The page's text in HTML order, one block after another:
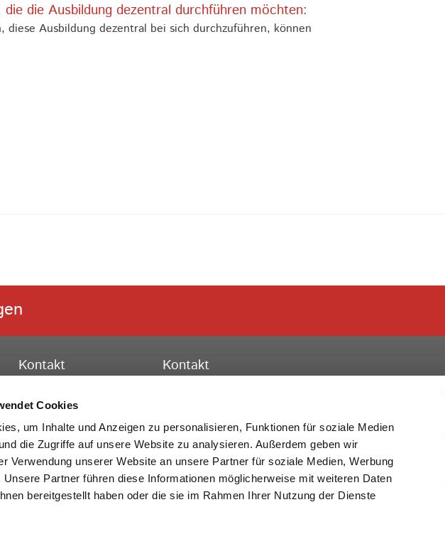
Cookies
um Inhalte und Anzeigen zu personalisieren, Funktionen für soziale Medien
die Zugriffe auf unsere Website zu analysieren. Außerdem geben wir
Verwendung unserer Website an unsere Partner für soziale Medien, Werbung
Unsere Partner führen diese Informationen möglicherweise mit weiteren Daten
bereitgestellt haben oder die sie im Rahmen Ihrer Nutzung der Dienste
die Ausbildung dezentral durchführen möchten:
Ausbildung dezentral bei sich durchzuführen, können
Kontakt
Geschäftsstelle Frankfurt
60528 Frankfurt am Main
Telefon:069 6773772-0
Fax: 069 6773772-99
E-Mail:info@htv-online.de
Kontakt
36304 Alsfeld
Telefon:069 6773772-0
Fax: 06631 705-20
E-Mail: info@htv-online.de